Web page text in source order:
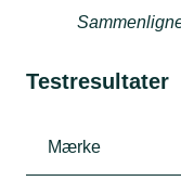
Testresultater
Mærke